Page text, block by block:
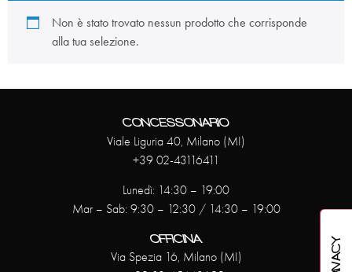
Non è stato trovato nessun prodotto che corrisponde
alla tua selezione.
CONCESSONARIO
Viale Liguria 40, Milano (MI)
+39 02-43116411
Lunedì: 14:30 – 19:00
Mar – Sab: 9:30 – 12:30 / 14:30 – 19:00
OFFICINA
Via Spezia 16, Milano (MI)